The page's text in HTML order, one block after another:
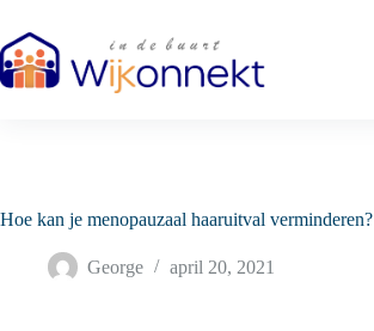
naar
de
inhoud
Hoe kan je menopauzaal haaruitval verminderen?
George april 20, 2021